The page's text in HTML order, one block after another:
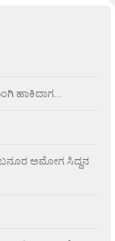
ಹಾಕಿದಾಗ…
ಅಮೋಗ ಸಿದ್ದನ